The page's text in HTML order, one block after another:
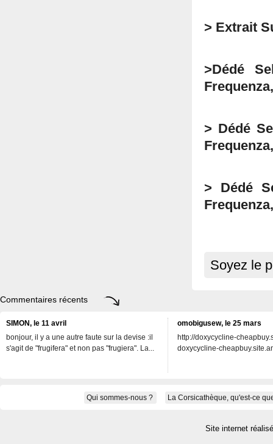
> Extrait
>Dédé
> Dédé
> Dédé
Soyez le
Commentaires récents
SIMON, le 11 avril
bonjour, il y a une autre faute sur la devise :il
s'agit de "frugifera" et non pas "frugiera". La...
omobigusew, le 25 mars
http://doxycycline-
doxycycline-
Qui sommes-nous ? La Corsicathèque, qu'est-ce
Site internet